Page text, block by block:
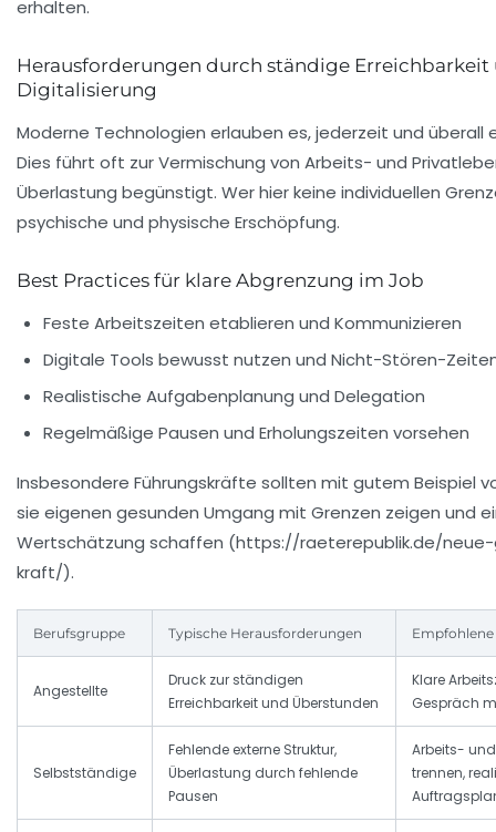
erhalten.
Herausforderungen durch ständige Erreichbarkeit
Digitalisierung
Moderne Technologien erlauben es, jederzeit und überall
Dies führt oft zur Vermischung von Arbeits- und
Überlastung begünstigt. Wer hier keine individuellen
psychische und physische Erschöpfung.
Best Practices für klare Abgrenzung im Job
Feste Arbeitszeiten etablieren und Kommunizieren
Digitale Tools bewusst nutzen und Nicht-Stören-
Realistische Aufgabenplanung und Delegation
Regelmäßige Pausen und Erholungszeiten vorsehen
Insbesondere Führungskräfte sollten mit gutem Beispiel
sie eigenen gesunden Umgang mit Grenzen zeigen und
Wertschätzung schaffen (https://raeterepublik.de/
kraft/).
Berufsgruppe Typische Herausforderungen
Angestellte
Druck zur ständigen
Erreichbarkeit und Überstunden
Klare
Gespräch
Selbstständige
Fehlende externe Struktur,
Überlastung durch fehlende
Pausen
Arbeits-
trennen,